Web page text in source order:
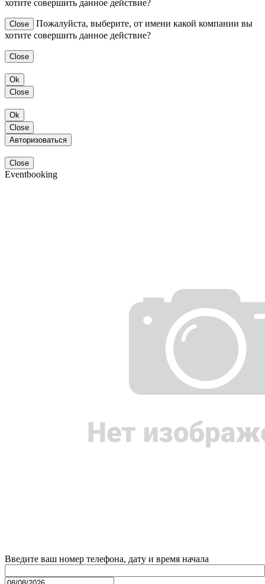
хотите совершить данное действие?
Close
Пожалуйста, выберите, от имени какой компании вы
хотите совершить данное действие?
Close
Ok
Close
Ok
Close
Авторизоваться
Close
Eventbooking
Введите ваш номер телефона, дату и время начала